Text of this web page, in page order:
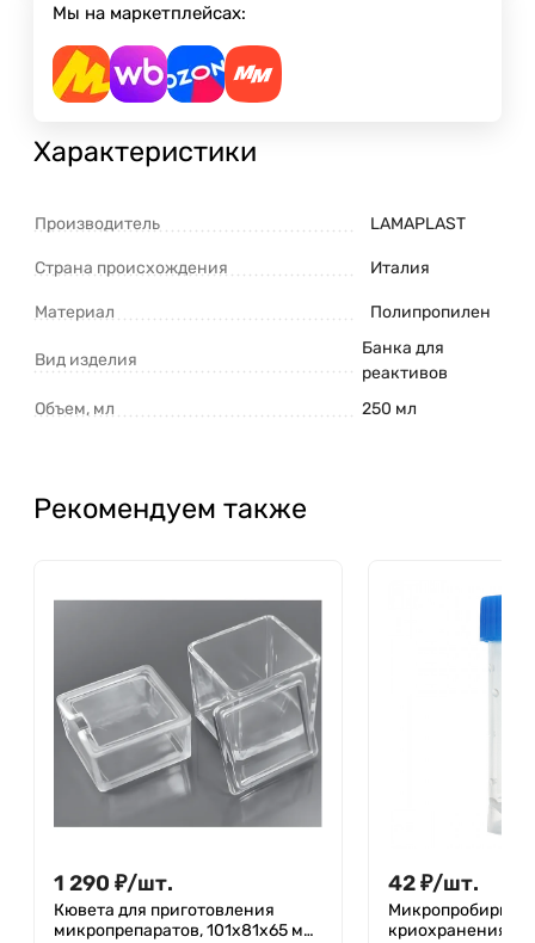
Мы на маркетплейсах:
Характеристики
Производитель LAMAPLAST
Страна происхождения Италия
Материал Полипропилен
Вид изделия
Банка для
реактивов
Объем, мл
250 мл
Рекомендуем также
1 290 ₽/шт.
Кювета для приготовления
микропрепаратов, 101x81x65 мм,
42₽/шт.
Микропробирка
криохранения